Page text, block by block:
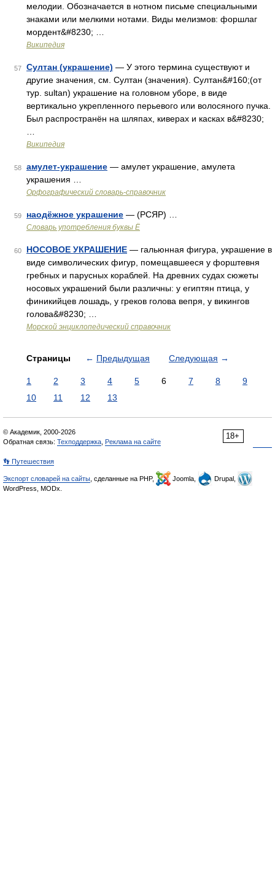
мелодии. Обозначается в нотном письме специальными
знаками или мелкими нотами. Виды мелизмов: форшлаг
мордент&#8230; …
Википедия
57 Султан (украшение) — У этого термина существуют и
другие значения, см. Султан (значения). Султан&#160;(от
тур. sultan) украшение на головном уборе, в виде
вертикально укрепленного перьевого или волосяного пучка.
Был распространён на шляпах, киверах и касках в&#8230;
Википедия
58 амулет-украшение — амулет украшение, амулета
украшения …
Орфографический словарь-справочник
59 наодёжное украшение — (РСЯР) …
Словарь употребления буквы Ё
60 НОСОВОЕ УКРАШЕНИЕ — гальюнная фигура, украшение в
виде символических фигур, помещавшееся у форштевня
гребных и парусных кораблей. На древних судах сюжеты
носовых украшений были различны: у египтян птица, у
финикийцев лошадь, у греков голова вепря, у викингов
голова&#8230; …
Морской энциклопедический справочник
Страницы ← Предыдущая Следующая →
1 2 3 4 5 6 7 8
9
10
11 12 13
18+
© Академик, 2000-2026
Обратная связь: Техподдержка Реклама на сайте
👣 Путешествия
Экспорт словарей на сайты , сделанные на PHP, Joomla,
Drupal,
WordPress, MODx.